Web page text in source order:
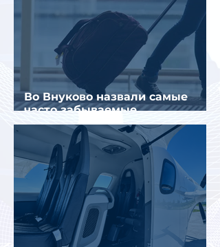
Во Внуково назвали самые
часто забываемые
пассажирами вещи